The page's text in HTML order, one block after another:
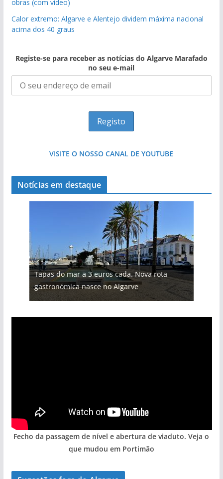
obras (com vídeo)
Calor extremo: Algarve e Alentejo dividem máxima nacional
acima dos 40 graus
Registe-se para receber as notícias do Algarve Marafado
no seu e-mail
VISITE O NOSSO CANAL DE YOUTUBE
Notícias em destaque
Tapas do mar a 3 euros cada. Nova rota
gastronómica nasce no Algarve
Fecho da passagem de nível e abertura de viaduto. Veja o
que mudou em Portimão